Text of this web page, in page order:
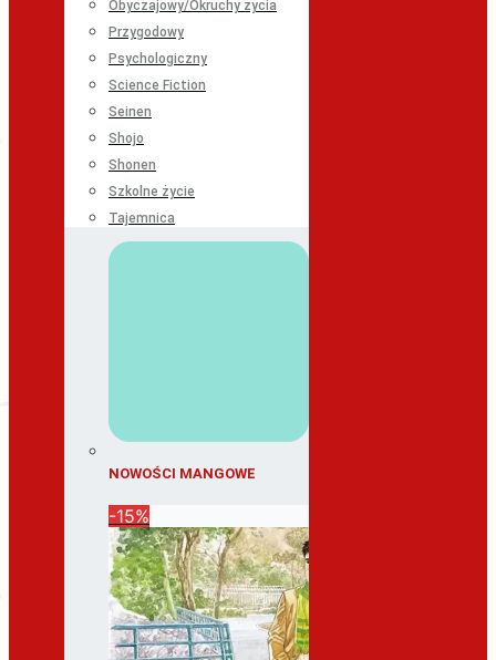
Obyczajowy/Okruchy życia
Przygodowy
Psychologiczny
Science Fiction
Seinen
Shojo
Shonen
Szkolne życie
Tajemnica
NOWOŚCI MANGOWE
-15%